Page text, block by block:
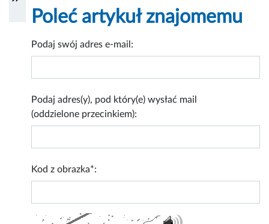
Poleć artykuł znajomemu
Podaj swój adres e-mail:
Podaj adres(y), pod który(e) wysłać mail
(oddzielone przecinkiem):
Kod z obrazka*: